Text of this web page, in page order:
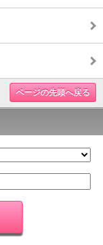
ページの先頭へ戻る